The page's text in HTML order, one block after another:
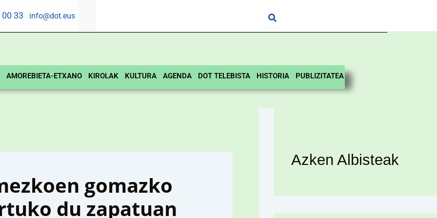
00 33 info@dot.eus
AMOREBIETA-ETXANO KIROLAK KULTURA AGENDA DOT TELEBISTA HISTORIA PUBLIZITATEA
gomazko
du zapatuan
Azken Albisteak